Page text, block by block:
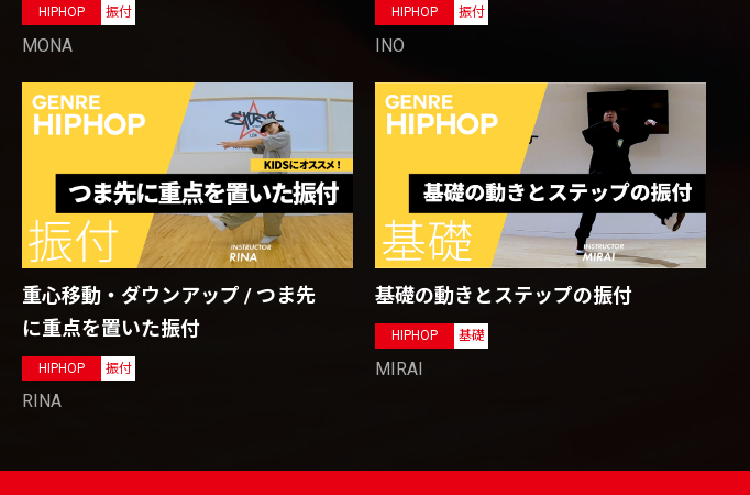
HIPHOP 振付
MONA
HIPHOP 振付
INO
重心移動・ダウンアップ / つま先
に重点を置いた振付
HIPHOP 振付
RINA
基礎の動きとステップの振付
HIPHOP 基礎
MIRAI